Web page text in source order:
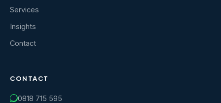
Services
Insights
Contact
CONTACT
0818 715 595